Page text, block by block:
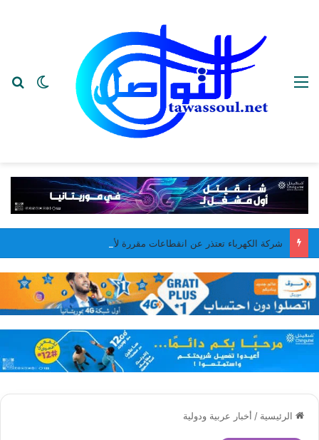
الوضع القائمة
الرئيسية / أخبار عربية ودولية